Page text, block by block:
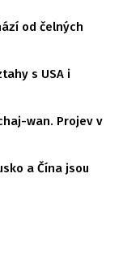
od čelných
s USA i
wan. Projev v
a Čína jsou